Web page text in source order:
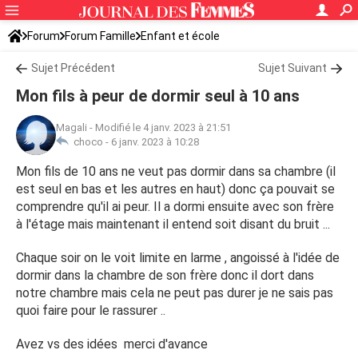
Forum Forum Famille Enfant et école
Sujet Précédent Sujet Suivant
Mon fils à peur de dormir seul à 10 ans
Magali - Modifié le 4 janv. 2023 à 21:51
choco - 6 janv. 2023 à 10:28
Mon fils de 10 ans ne veut pas dormir dans sa chambre (il
est seul en bas et les autres en haut) donc ça pouvait se
comprendre qu'il ai peur. Il a dormi ensuite avec son frère
à l'étage mais maintenant il entend soit disant du bruit ...
Chaque soir on le voit limite en larme , angoissé à l'idée de
dormir dans la chambre de son frère donc il dort dans
notre chambre mais cela ne peut pas durer je ne sais pas
quoi faire pour le rassurer ..
Avez vs des idées merci d'avance